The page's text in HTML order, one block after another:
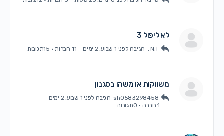
לא ליפול 3
N.T . הגיבה לפני 1 שבוע, 2 ימים 11 חברות · 15תגובות
משווקות או משהו בסגנון
sh0583298458 הגיבה לפני 1 שבוע, 2 ימים
1 חברה
· 0תגובות